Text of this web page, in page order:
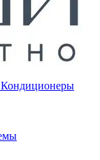
Кондиционеры